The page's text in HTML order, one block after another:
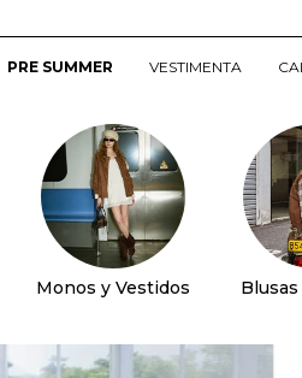
PRE SUMMER VESTIMENTA
Monos y Vestidos Blusas